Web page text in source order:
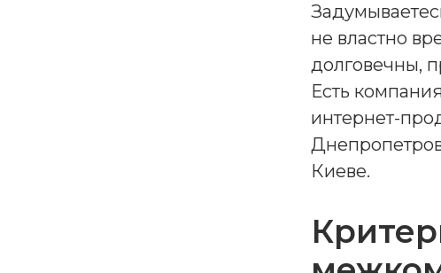
не властно
долговечны,
Есть
интернет-
Киеве.